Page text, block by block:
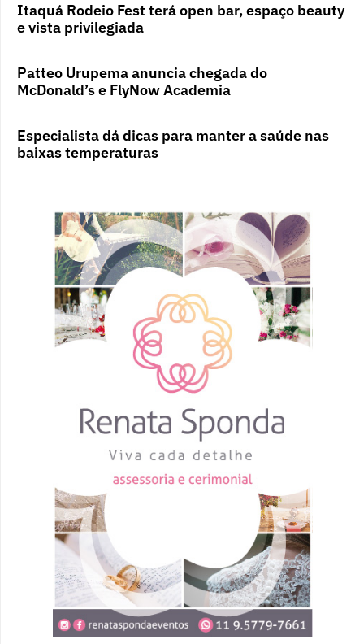
Itaquá Rodeio Fest terá open bar, espaço beauty
e vista privilegiada
Patteo Urupema anuncia chegada do
McDonald’s e FlyNow Academia
Especialista dá dicas para manter a saúde nas
baixas temperaturas